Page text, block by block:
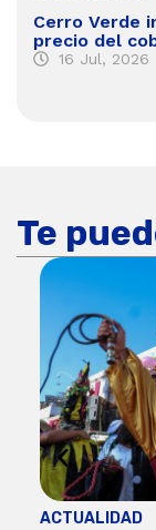
Cerro Verde
precio del
16 Jul, 2026
Te
ACTUALIDAD